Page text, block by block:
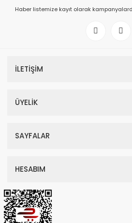
Haber listemize kayıt olarak
İLETİŞİM
ÜYELİK
SAYFALAR
HESABIM